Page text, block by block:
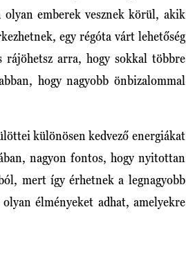
olyan emberek vesznek körül, akik
egy régóta várt lehetőség
rájöhetsz arra, hogy sokkal többre
hogy nagyobb önbizalommal
különösen kedvező energiákat
nagyon fontos, hogy nyitottan
mert így érhetnek a legnagyobb
élményeket adhat, amelyekre